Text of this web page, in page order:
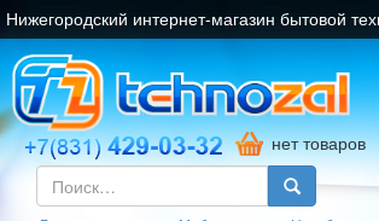
Нижегородский интернет-магазин бытовой
нет товаров